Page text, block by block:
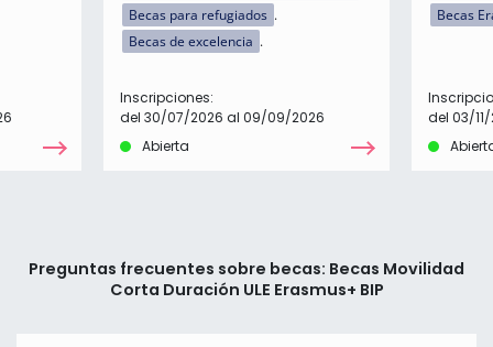
Becas para refugiados
Becas de excelencia
Inscripciones:
del 30/07/2026 al 09/09/2026
Abierta
Becas
del 03/
Preguntas frecuentes sobre becas: Becas Movilidad
Corta Duración ULE Erasmus+ BIP